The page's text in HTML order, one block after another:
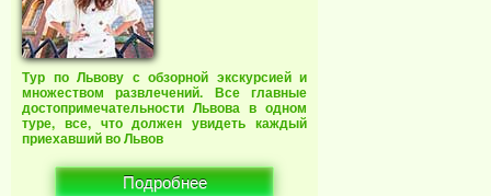
Тур по Львову с обзорной экскурсией и
множеством развлечений. Все главные
достопримечательности Львова в одном
туре, все, что должен увидеть каждый
приехавший во Львов
Подробнее